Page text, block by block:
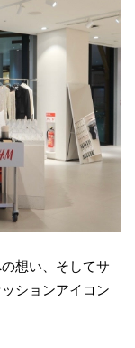
想い、そしてサ
ションアイコン